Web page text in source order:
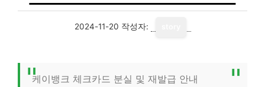
2024-11-20 작성자:
케이뱅크 체크카드 분실 및 재발급 안내